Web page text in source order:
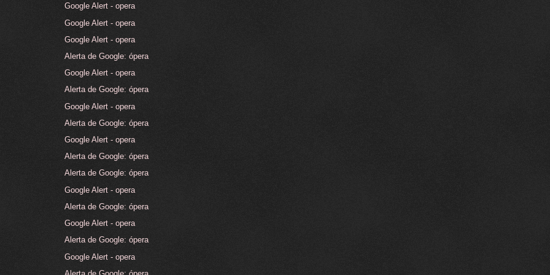
Google Alert - opera
Google Alert - opera
Google Alert - opera
Alerta de Google: ópera
Google Alert - opera
Alerta de Google: ópera
Google Alert - opera
Alerta de Google: ópera
Google Alert - opera
Alerta de Google: ópera
Alerta de Google: ópera
Google Alert - opera
Alerta de Google: ópera
Google Alert - opera
Alerta de Google: ópera
Google Alert - opera